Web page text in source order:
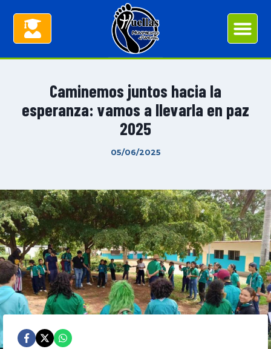
Caminemos juntos hacia la
esperanza: vamos a llevarla en paz
2025
05/06/2025